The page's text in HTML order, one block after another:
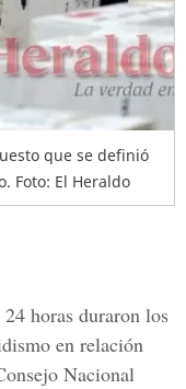
que se definió
Foto: El Heraldo
horas duraron los
en relación
Nacional